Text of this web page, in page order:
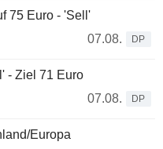
75 Euro - 'Sell'
07.08.
DP
- Ziel 71 Euro
07.08.
DP
Europa